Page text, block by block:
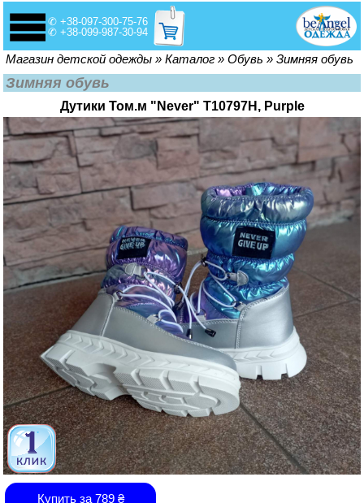
✆ +38-097-300-75-76
✆ +38-099-987-30-94
Вы здесь
Магазин детской одежды » Каталог » Обувь » Зимняя обувь
Зимняя обувь
Дутики Том.м "Never" Т10797Н, Purple
Купить за 789₴